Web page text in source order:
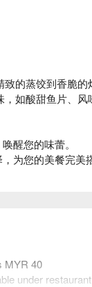
的蒸饺到香脆的
如酸甜鱼片、风
醒您的味蕾。
为您的美餐完美
MYR 40
under